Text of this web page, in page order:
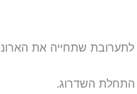
שתחייה את
התחלת השדרוג.